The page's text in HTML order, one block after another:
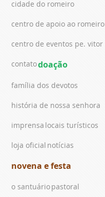
cidade do romeiro
centro de apoio ao romeiro
centro de eventos pe. vitor
contatodoação
família dos devotos
história de nossa senhora
imprensa locais turísticos
loja oficial notícias
novena e festa
o santuáriopastoral